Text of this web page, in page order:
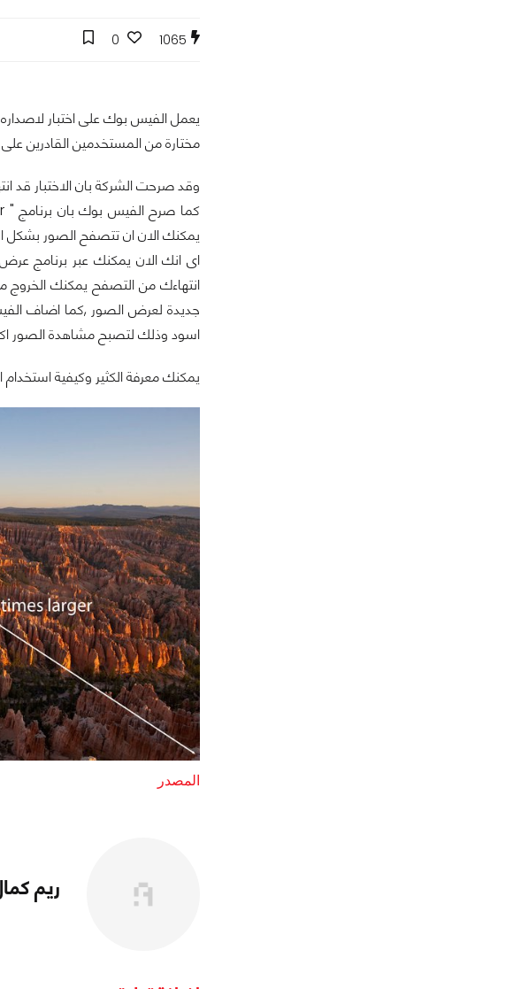
1065
0
يعمل الفيس بوك على اختبار
مختارة من المستخدمين القادرين على
وقد صرحت الشركة بان الاختبار قد
يمكنك الان ان تتصفح الصور
اى انك الان يمكنك عبر برنامج
انتهاءك من التصفح يمكنك الخروج
جديدة لعرض الصور ,كما اضاف
اسود وذلك لتصبح مشاهدة الصور
يمكنك معرفة الكثير وكيفية استخدام
المصدر
ريم